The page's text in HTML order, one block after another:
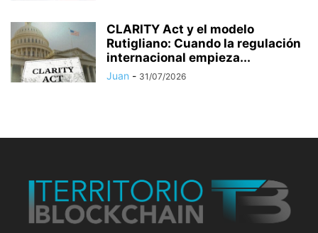
CLARITY Act y el modelo
Rutigliano: Cuando la regulación
internacional empieza...
Juan - 31/07/2026